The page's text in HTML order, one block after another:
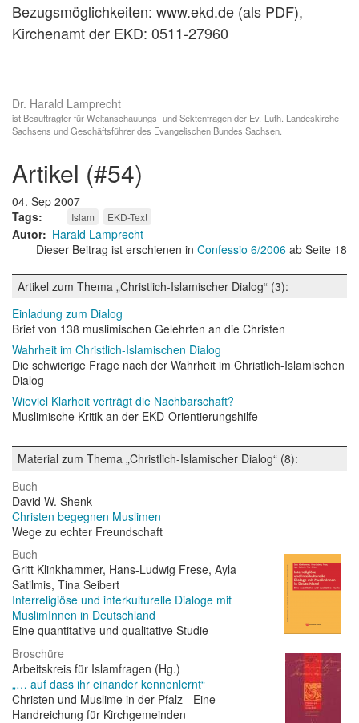
Bezugsmöglichkeiten: www.ekd.de (als PDF),
Kirchenamt der EKD: 0511-27960
Dr. Harald Lamprecht
ist Beauftragter für Weltanschauungs- und Sektenfragen der Ev.-Luth. Landeskirche
Sachsens und Geschäftsführer des Evangelischen Bundes Sachsen.
artikel (#54)
04. Sep 2007
Tags
Islam EKD-Text
Autor
Harald Lamprecht
Dieser Beitrag ist erschienen in Confessio 6/2006 ab Seite 18
Artikel zum Thema „Christlich-Islamischer Dialog“ (3):
Einladung zum Dialog
Brief von 138 muslimischen Gelehrten an die Christen
Wahrheit im Christlich-Islamischen Dialog
Die schwierige Frage nach der Wahrheit im Christlich-Islamischen
Dialog
Wieviel Klarheit verträgt die Nachbarschaft?
Muslimische Kritik an der EKD-Orientierungshilfe
Material zum Thema „Christlich-Islamischer Dialog“ (8):
Buch
David W. Shenk
Christen begegnen Muslimen
Wege zu echter Freundschaft
Buch
Gritt Klinkhammer, Hans-Ludwig Frese, Ayla
Satilmis, Tina Seibert
Interreligiöse und interkulturelle Dialoge mit
MuslimInnen in Deutschland
Eine quantitative und qualitative Studie
Broschüre
Arbeitskreis für Islamfragen (Hg.)
„… auf dass ihr einander kennenlernt“
Christen und Muslime in der Pfalz - Eine
Handreichung für Kirchgemeinden